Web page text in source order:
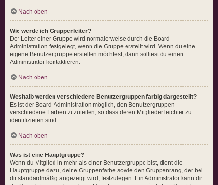
Nach oben
Wie werde ich Gruppenleiter?
Der Leiter einer Gruppe wird normalerweise durch die Board-
Administration festgelegt, wenn die Gruppe erstellt wird. Wenn du eine
eigene Benutzergruppe erstellen möchtest, dann solltest du einen
Administrator kontaktieren.
Nach oben
Weshalb werden verschiedene Benutzergruppen farbig dargestellt?
Es ist der Board-Administration möglich, den Benutzergruppen
verschiedene Farben zuzuteilen, so dass deren Mitglieder leichter zu
identifizieren sind.
Nach oben
Was ist eine Hauptgruppe?
Wenn du Mitglied in mehr als einer Benutzergruppe bist, dient die
Hauptgruppe dazu, deine Gruppenfarbe sowie den Gruppenrang, der bei
dir standardmäßig angezeigt wird, festzulegen. Ein Administrator kann dir